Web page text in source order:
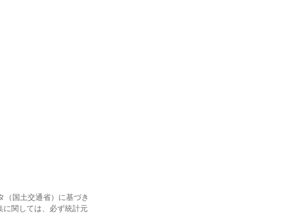
国土交通省）に基づき
に関しては、必ず統計元